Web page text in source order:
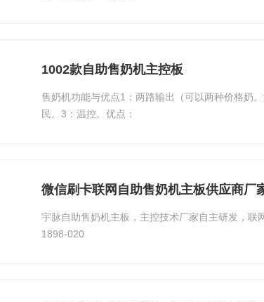
1002款自助售奶机主控板
售奶机功能与优点1：两路输出（可以两种价格奶
民。3：温控。优点：
微信刷卡联网自助售奶机主板供应商
宇脉自助售奶机主板，主控技术厂家自主研发，
1898-020